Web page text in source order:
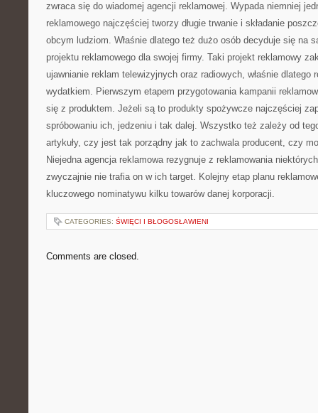
zwraca się do wiadomej agencji reklamowej. Wypada niemniej
reklamowego najczęściej tworzy długie trwanie i składanie
obcym ludziom. Właśnie dlatego też dużo osób decyduje się na
projektu reklamowego dla swojej firmy. Taki projekt reklamowy
ujawnianie reklam telewizyjnych oraz radiowych, właśnie
wydatkiem. Pierwszym etapem przygotowania kampanii
się z produktem. Jeżeli są to produkty spożywcze najczęściej
spróbowaniu ich, jedzeniu i tak dalej. Wszystko też zależy od
artykuły, czy jest tak porządny jak to zachwala producent, czy
Niejedna agencja reklamowa rezygnuje z reklamowania
zwyczajnie nie trafia on w ich target. Kolejny etap planu
kluczowego nominatywu kilku towarów danej korporacji.
CATEGORIES: ŚWIĘCI I BŁOGOSŁAWIENI
Comments are closed.